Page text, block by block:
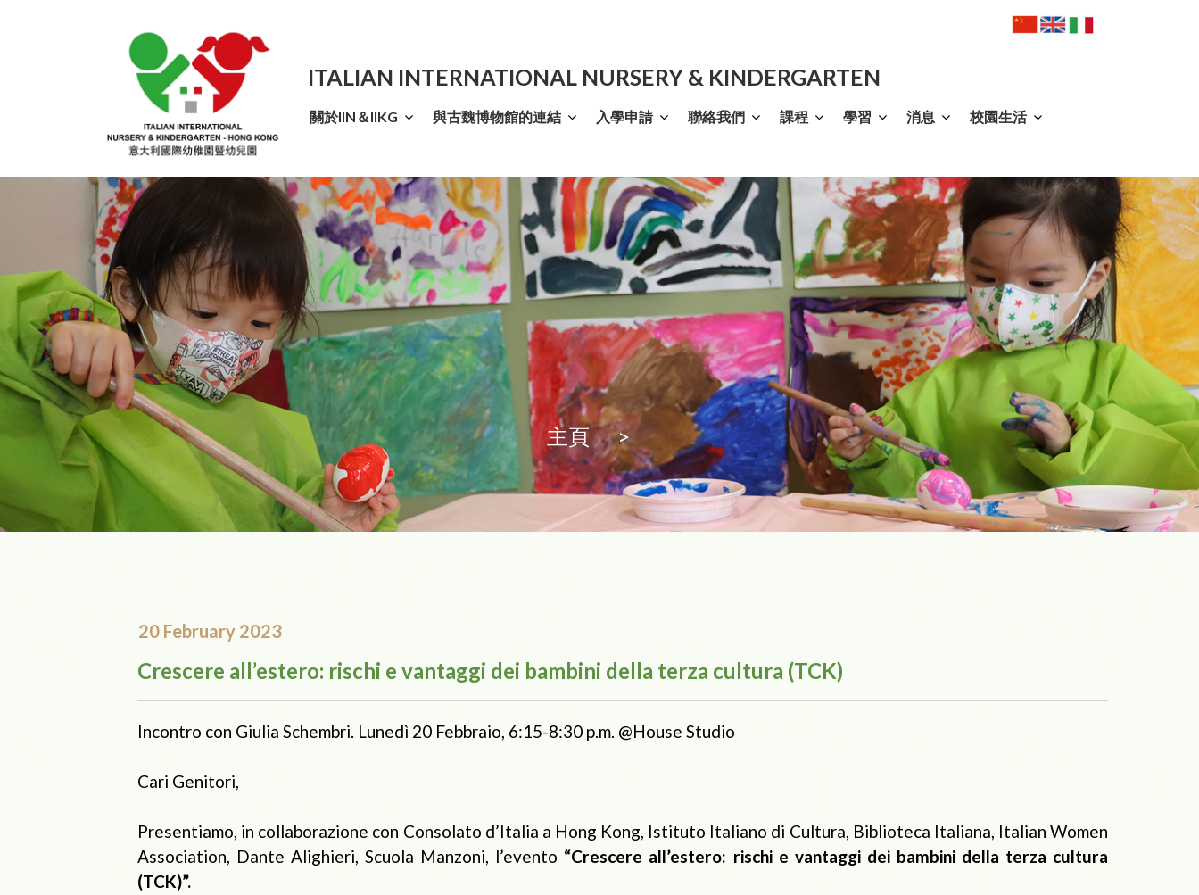
ITALIAN INTERNATIONAL NURSERY & KINDERGARTEN
關於IIN＆IIKG 與古魏博物館的連結 入學申請 聯絡我們 課程 學習 消息 校園生活
主頁 >
20 February 2023
Crescere all’estero: rischi e vantaggi dei bambini della terza cultura (TCK)
Incontro con Giulia Schembri. Lunedì 20 Febbraio, 6:15-8:30 p.m. @House Studio
Cari Genitori,
Presentiamo, in collaborazione con Consolato d’Italia a Hong Kong, Istituto Italiano di Cultura, Biblioteca Italiana, Italian Women
Association, Dante Alighieri, Scuola Manzoni, l’evento “Crescere all’estero: rischi e vantaggi dei bambini della terza cultura
(TCK)”.